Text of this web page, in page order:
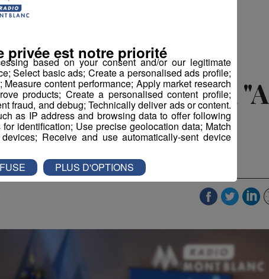
- Association "A
Everest"
à jour le 16 décembre 2025 à 11h40
based on your consent and/or our legitimate
Select basic ads; Create a personalised ads profile;
content performance; Apply market research
products; Create a personalised content profile;
fraud, and debug; Technically deliver ads or content.
as IP address and browsing data to offer following
identification; Use precise geolocation data; Match
Receive and use automatically-sent device
privée est notre priorité
PLUS D'OPTIONS